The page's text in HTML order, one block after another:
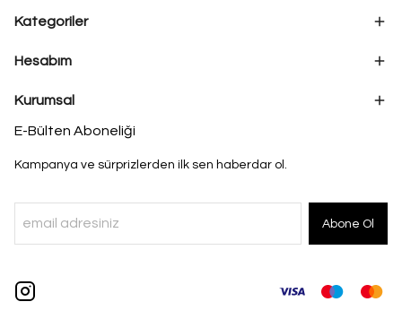
Kategoriler
Hesabım
Kurumsal
E-Bülten Aboneliği
Kampanya ve sürprizlerden ilk sen haberdar ol.
Abone Ol